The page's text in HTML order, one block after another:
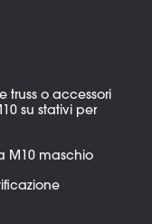
truss o accessori
su stativi per
M10 maschio